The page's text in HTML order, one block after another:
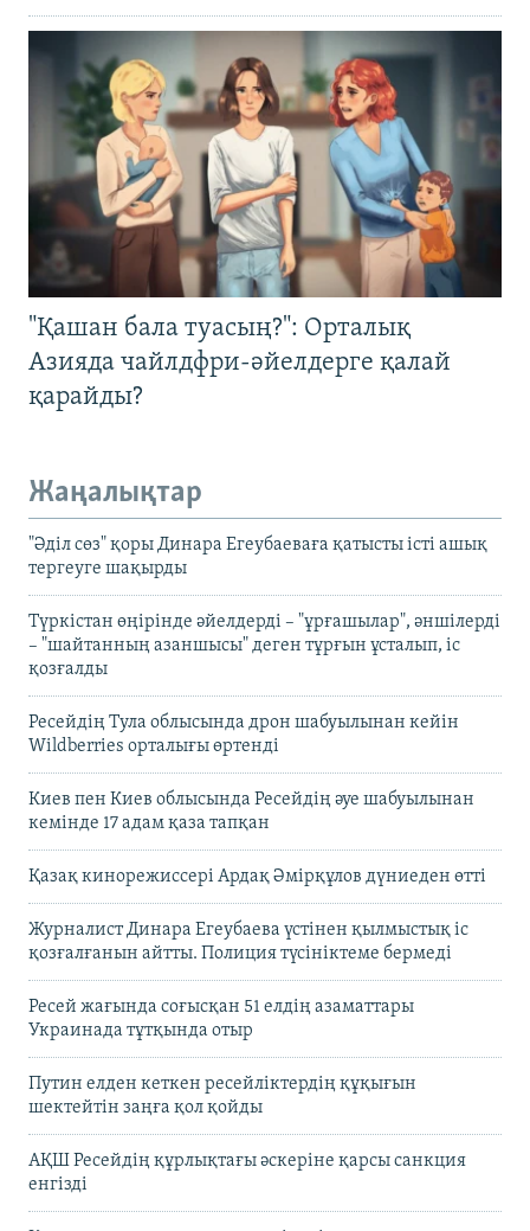
"Қашан бала туасың?": Орталық
Азияда чайлдфри-әйелдерге қалай
қарайды?
Жаңалықтар
"Әділ сөз" қоры Динара Егеубаеваға қатысты істі ашық
тергеуге шақырды
Түркістан өңірінде әйелдерді – "ұрғашылар", әншілерді
– "шайтанның азаншысы" деген тұрғын ұсталып, іс
қозғалды
Ресейдің Тула облысында дрон шабуылынан кейін
Wildberries орталығы өртенді
Киев пен Киев облысында Ресейдің әуе шабуылынан
кемінде 17 адам қаза тапқан
Қазақ кинорежиссері Ардақ Әмірқұлов дүниеден өтті
Журналист Динара Егеубаева үстінен қылмыстық іс
қозғалғанын айтты. Полиция түсініктеме бермеді
Ресей жағында соғысқан 51 елдің азаматтары
Украинада тұтқында отыр
Путин елден кеткен ресейліктердің құқығын
шектейтін заңға қол қойды
АҚШ Ресейдің құрлықтағы әскеріне қарсы санкция
енгізді